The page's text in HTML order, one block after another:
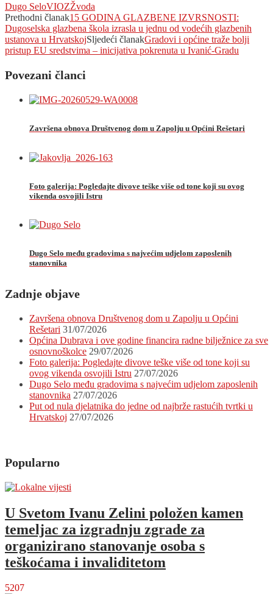
Dugo SeloVIOZŽvoda
Prethodni članak15 GODINA GLAZBENE IZVRSNOSTI:
Dugoselska glazbena škola izrasla u jednu od vodećih glazbenih
ustanova u HrvatskojSljedeći članakGradovi i općine traže bolji
pristup EU sredstvima – inicijativa pokrenuta u Ivanić-Gradu
Povezani članci
Završena obnova Društvenog dom u Zapolju u Općini Rešetari
Foto galerija: Pogledajte divove teške više od tone koji su ovog
vikenda osvojili Istru
Dugo Selo među gradovima s najvećim udjelom zaposlenih
stanovnika
Zadnje objave
Završena obnova Društvenog dom u Zapolju u Općini
Rešetari 31/07/2026
Općina Dubrava i ove godine financira radne bilježnice za sve
osnovnoškolce 29/07/2026
Foto galerija: Pogledajte divove teške više od tone koji su
ovog vikenda osvojili Istru 27/07/2026
Dugo Selo među gradovima s najvećim udjelom zaposlenih
stanovnika 27/07/2026
Put od nula djelatnika do jedne od najbrže rastućih tvrtki u
Hrvatskoj 27/07/2026
Popularno
U Svetom Ivanu Zelini položen kamen
temeljac za izgradnju zgrade za
organizirano stanovanje osoba s
teškoćama i invaliditetom
5207